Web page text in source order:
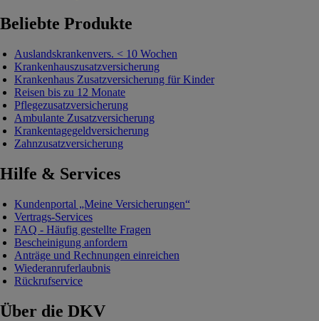
Beliebte Produkte
Auslandskrankenvers. < 10 Wochen
Krankenhauszusatzversicherung
Krankenhaus Zusatzversicherung für Kinder
Reisen bis zu 12 Monate
Pflegezusatzversicherung
Ambulante Zusatzversicherung
Krankentagegeldversicherung
Zahnzusatzversicherung
Hilfe & Services
Kundenportal „Meine Versicherungen“
Vertrags-Services
FAQ - Häufig gestellte Fragen
Bescheinigung anfordern
Anträge und Rechnungen einreichen
Wiederanruferlaubnis
Rückrufservice
Über die DKV